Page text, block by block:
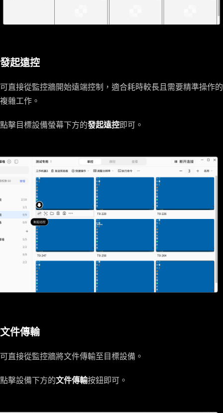
發起遠控
可直接從監控牆開始遠端控制，適合耗時較長且需要精準操作的
複雜工作。
點擊目標設備螢幕下方的發起遠控即可。
文件傳輸
可直接從監控牆將文件傳輸至目標設備。
點擊設備下方的文件傳輸按鈕即可。